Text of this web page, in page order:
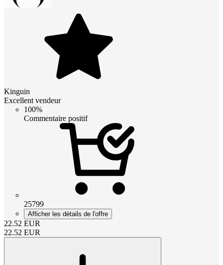
Kinguin
Excellent vendeur
100%
Commentaire positif
25799
Afficher les détails de l'offre
22.52 EUR
22.52 EUR